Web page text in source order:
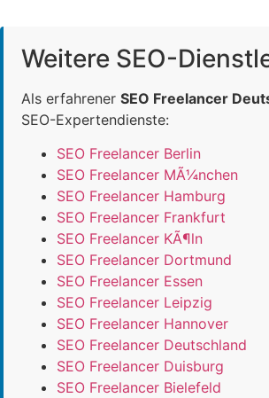
Weitere SEO-
Als erfahrener SEO Freelancer
SEO-Expertendienste:
SEO Freelancer Berlin
SEO Freelancer MÃ¼nchen
SEO Freelancer Hamburg
SEO Freelancer Frankfurt
SEO Freelancer KÃ¶ln
SEO Freelancer Dortmund
SEO Freelancer Essen
SEO Freelancer Leipzig
SEO Freelancer Hannover
SEO Freelancer Deutschland
SEO Freelancer Duisburg
SEO Freelancer Bielefeld